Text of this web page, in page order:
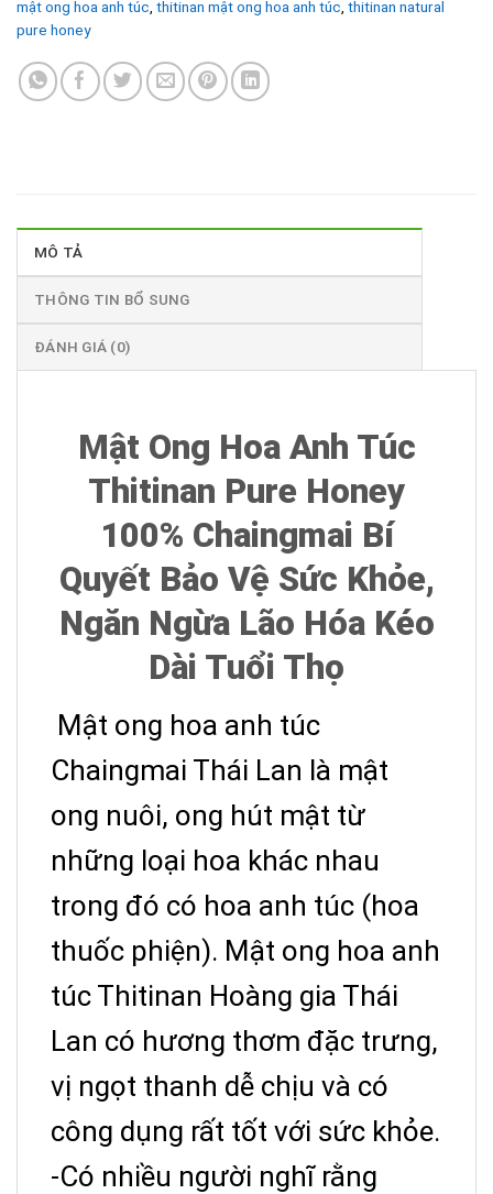
mật ong hoa anh túc thitinan mật ong hoa anh túc thitinan natural
pure honey
MÔ TẢ
THÔNG TIN BỔ SUNG
ĐÁNH GIÁ (0)
Mật Ong Hoa Anh Túc
Thitinan Pure Honey
100% Chaingmai Bí
Quyết Bảo Vệ Sức Khỏe,
Ngăn Ngừa Lão Hóa Kéo
Dài Tuổi Thọ
Mật ong hoa anh túc
Chaingmai Thái Lan là mật
ong nuôi, ong hút mật từ
những loại hoa khác nhau
trong đó có hoa anh túc (hoa
thuốc phiện). Mật ong hoa anh
túc Thitinan Hoàng gia Thái
Lan có hương thơm đặc trưng,
vị ngọt thanh dễ chịu và có
công dụng rất tốt với sức khỏe.
-Có nhiều người nghĩ rằng